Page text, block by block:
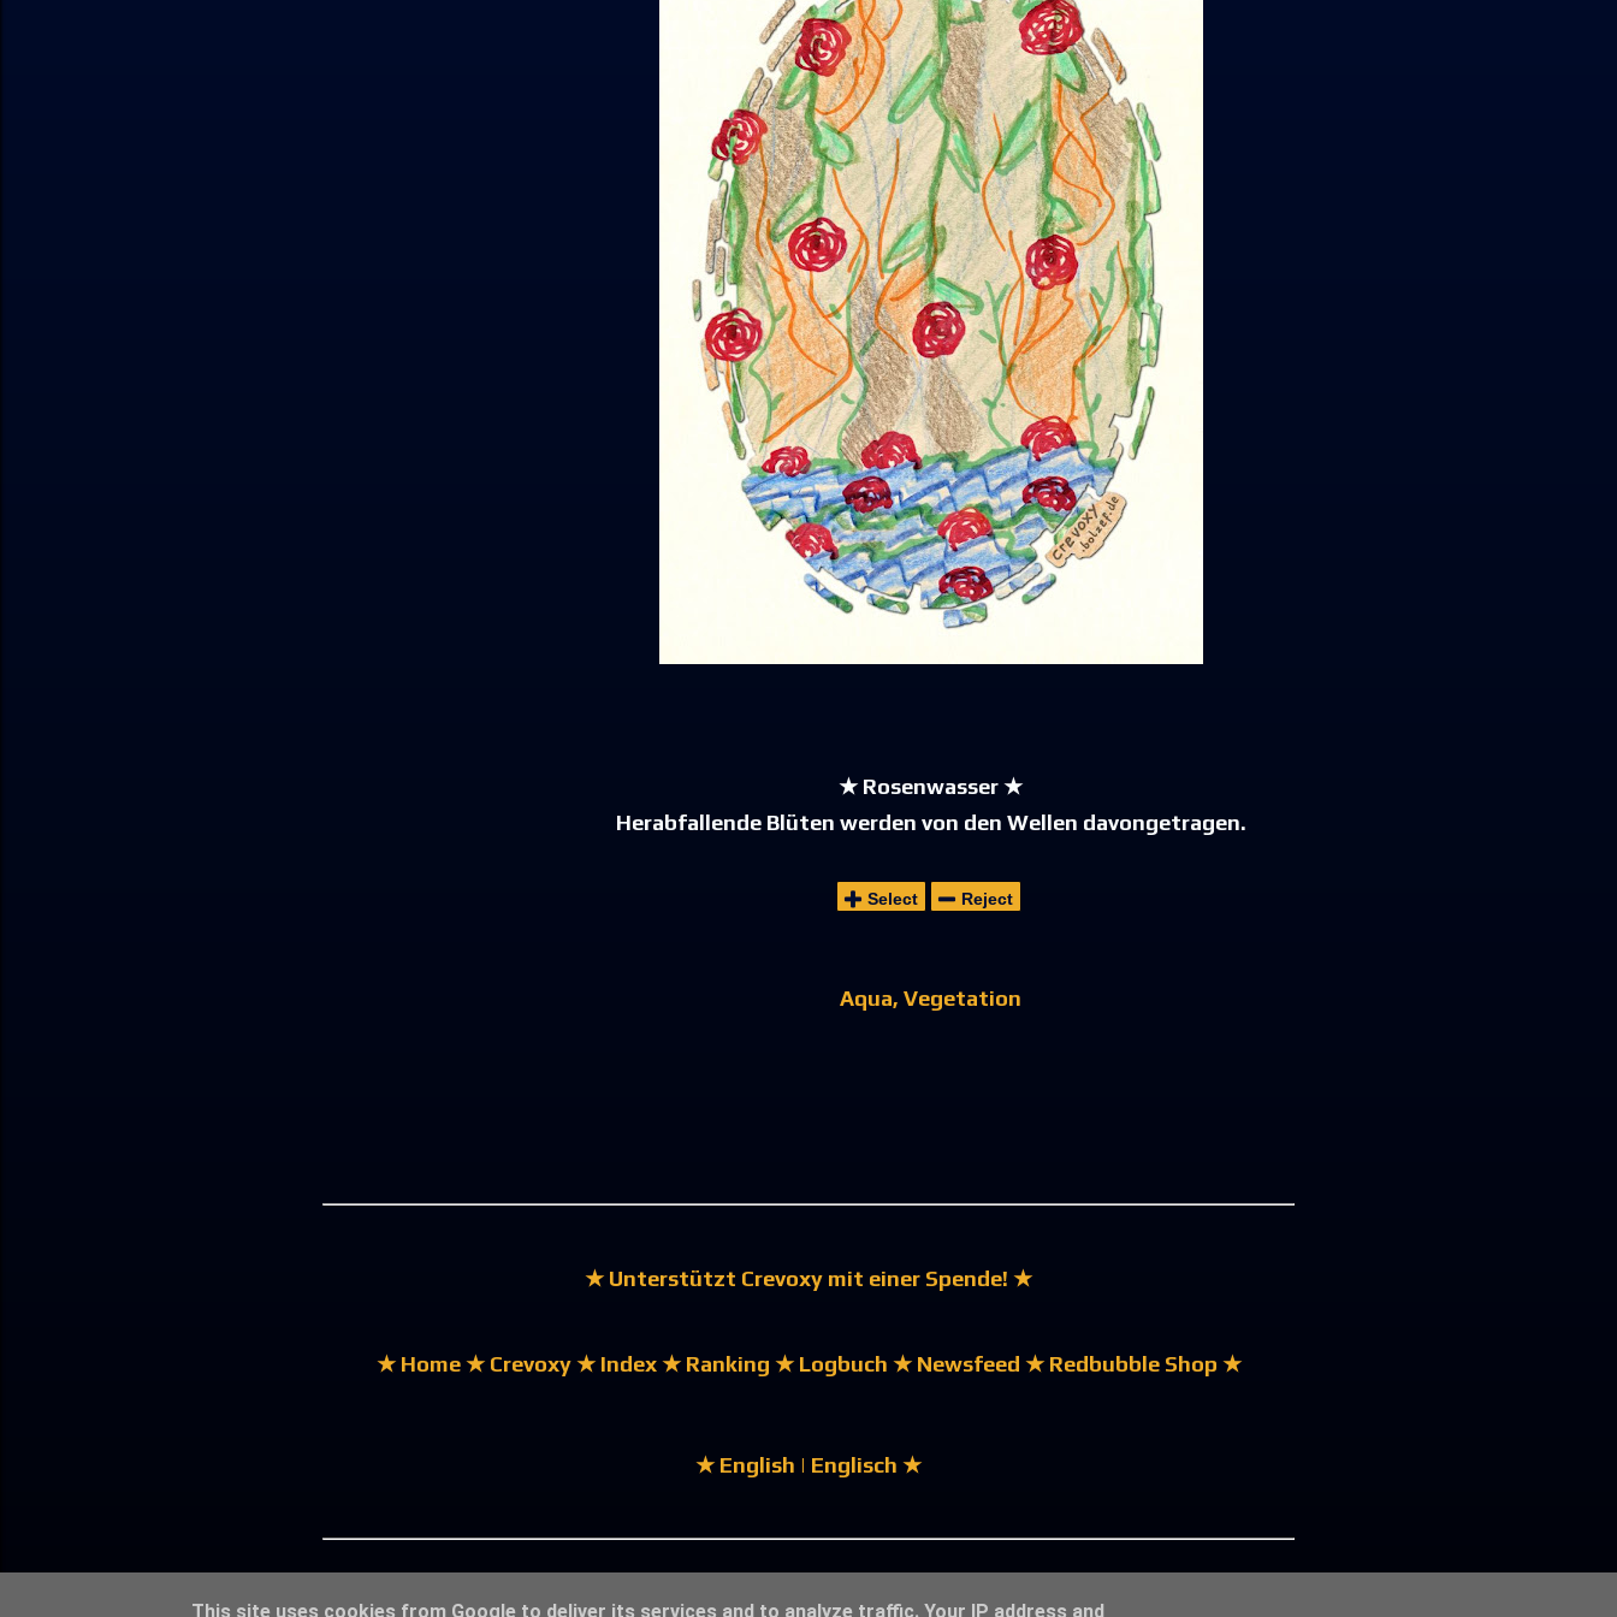
★ Rosenwasser ★
Herabfallende Blüten werden von den Wellen davongetragen.
Select Reject
Aqua Vegetation
★ Unterstützt Crevoxy mit einer Spende! ★
★ Home★ Crevoxy★ Index★ Ranking ★ Logbuch ★ Newsfeed ★ Redbubble Shop ★
★ English | Englisch ★
This site uses cookies from Google to deliver its services and to analyze traffic. Your IP address and